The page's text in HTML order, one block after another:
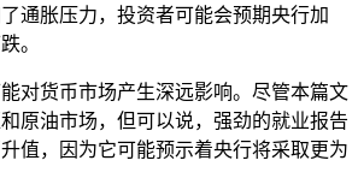
通胀压力，投资者可能会预期央行加
。
对货币市场产生深远影响。尽管本篇文
原油市场，但可以说，强劲的就业报告
值，因为它可能预示着央行将采取更为